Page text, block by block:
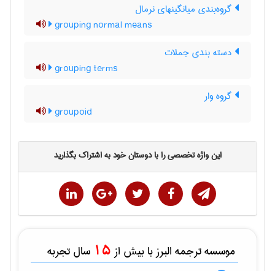
گروه‌بندی میانگینهای نرمال
grouping normal means
دسته بندی جملات
grouping terms
گروه وار
groupoid
این واژه تخصصی را با دوستان خود به اشتراک بگذارید
موسسه ترجمه البرز با بیش از 15 سال تجربه